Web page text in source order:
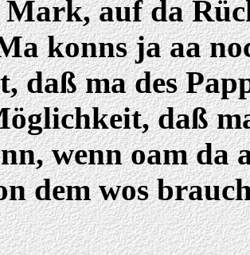
Mark, auf da
konns ja aa
daß ma des
daß
wenn oam da
dem wos